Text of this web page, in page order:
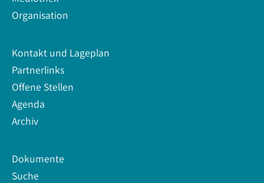
Organisation
Kontakt und Lageplan
Partnerlinks
Offene Stellen
Agenda
Archiv
Dokumente
Suche